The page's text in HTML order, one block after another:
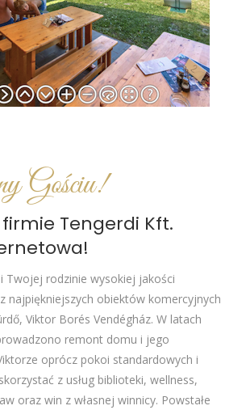
Gościu!
Tengerdi Kft.
Twojej rodzinie wysokiej jakości
najpiękniejszych obiektów komercyjnych
Viktor Borés Vendégház. W latach
remont domu i jego
oprócz pokoi standardowych i
z usług biblioteki, wellness,
oraz win z własnej winnicy. Powstałe